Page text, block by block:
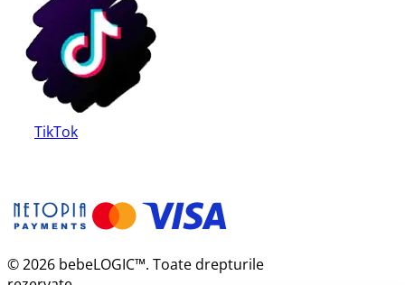
TikTok
© 2026 bebeLOGIC™. Toate drepturile